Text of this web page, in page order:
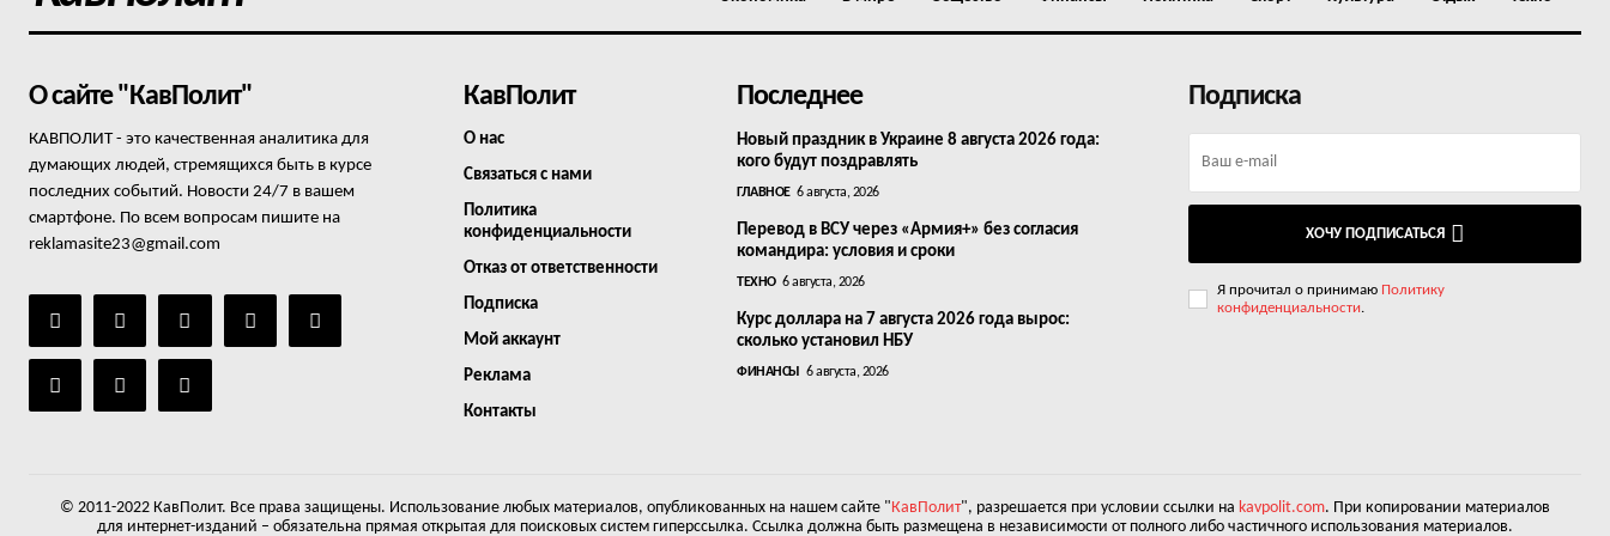
О сайте "КавПолит"
КАВПОЛИТ - это качественная аналитика для
думающих людей, стремящихся быть в курсе
последних событий. Новости 24/7 в вашем
смартфоне. По всем вопросам пишите на
reklamasite23@gmail.com
КавПолит
О нас
Связаться с нами
Политика
конфиденциальности
Отказ от ответственности
Подписка
Мой аккаунт
Реклама
Контакты
Последнее
Новый праздник в Украине 8 августа 2026 года:
кого будут поздравлять
ГЛАВНОЕ 6 августа, 2026
Перевод в ВСУ через «Армия+» без согласия
командира: условия и сроки
ТЕХНО 6 августа, 2026
Курс доллара на 7 августа 2026 года вырос:
сколько установил НБУ
ФИНАНСЫ 6 августа, 2026
Подписка
ХОЧУ ПОДПИСАТЬСЯ
Я прочитал о принимаю Политику
конфиденциальности.
© 2011-2022 КавПолит. Все права защищены. Использование любых материалов, опубликованных на нашем сайте " КавПолит", разрешается при условии ссылки на kavpolit.com. При копировании материалов
для интернет-изданий – обязательна прямая открытая для поисковых систем гиперссылка. Ссылка должна быть размещена в независимости от полного либо частичного использования материалов.